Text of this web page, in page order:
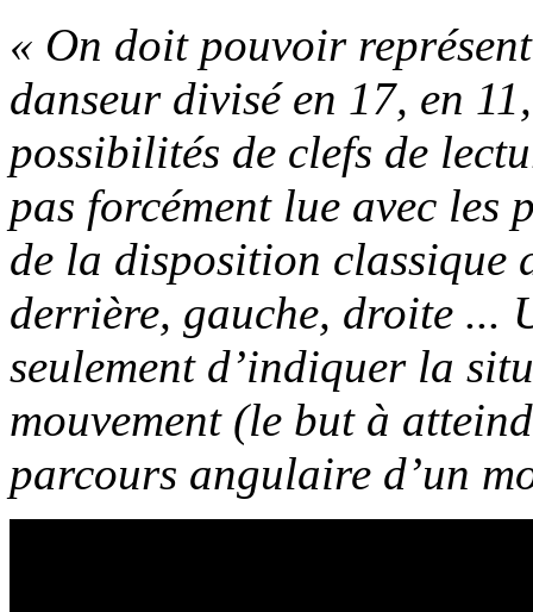
« On doit pouvoir
danseur divisé en 17, en
possibilités de clefs de
pas forcément lue avec
de la disposition classique
derrière, gauche, droite ...
seulement d’indiquer la
mouvement (le but à
parcours angulaire d’un